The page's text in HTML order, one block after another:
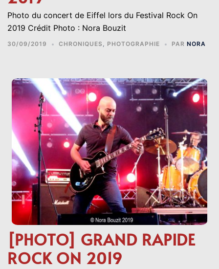
Photo du concert de Eiffel lors du Festival Rock On
2019 Crédit Photo : Nora Bouzit
30/09/2019 CHRONIQUES , PHOTOGRAPHIE PAR NORA
[PHOTO] GRAND RAPIDE
ROCK ON 2019